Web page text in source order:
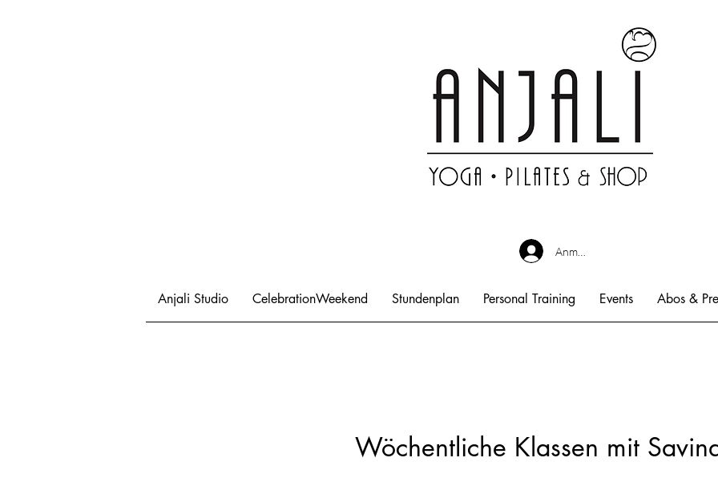
Anmelden
Anjali Studio CelebrationWeekend Stundenplan Personal Training Events Abos &
Wöchentliche Klassen mit